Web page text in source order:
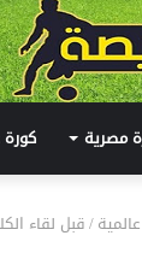
مصرية كورة
/قبل لقاء